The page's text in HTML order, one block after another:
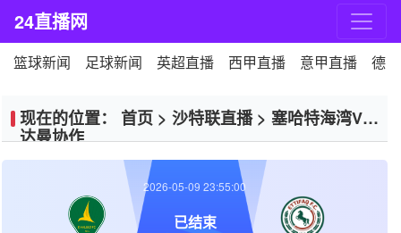
24直播网
篮球新闻 足球新闻 英超直播 西甲直播 意甲直播 德
现在的位置： 首页 > 沙特联直播> 塞哈特海湾VS
达曼协作
2026-05-09 23:55:00
已结束